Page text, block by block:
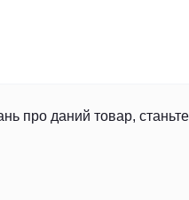
про даний товар,